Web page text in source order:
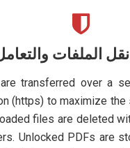
الملفات
transferred over a
(https) to maximize
files are deleted
Unlocked PDFs are